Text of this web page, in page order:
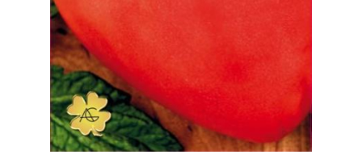
Seminte de Leustean
Seminte de Patrunjel
Seminte de praz
Seminte dovleac decorativ
Seminte dovlecel / dovleac
Seminte fasole
Seminte mazare
Seminte morcovi